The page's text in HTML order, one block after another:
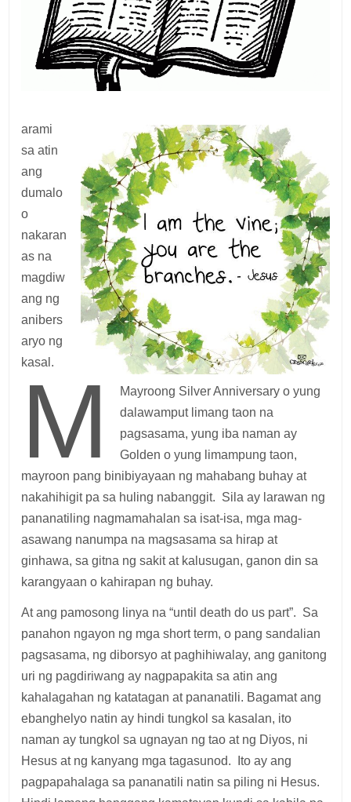
M
arami
sa atin
ang
dumalo
o
nakaran
as na
magdiw
ang ng
anibers
aryo ng
kasal.
Mayroong Silver Anniversary o yung
dalawamput limang taon na
pagsasama, yung iba naman ay
Golden o yung limampung taon,
mayroon pang binibiyayaan ng mahabang buhay at
nakahihigit pa sa huling nabanggit. Sila ay larawan ng
pananatiling nagmamahalan sa isat-isa, mga mag-
asawang nanumpa na magsasama sa hirap at
ginhawa, sa gitna ng sakit at kalusugan, ganon din sa
karangyaan o kahirapan ng buhay.
At ang pamosong linya na “until death do us part”. Sa
panahon ngayon ng mga short term, o pang sandalian
pagsasama, ng diborsyo at paghihiwalay, ang ganitong
uri ng pagdiriwang ay nagpapakita sa atin ang
kahalagahan ng katatagan at pananatili. Bagamat ang
ebanghelyo natin ay hindi tungkol sa kasalan, ito
naman ay tungkol sa ugnayan ng tao at ng Diyos, ni
Hesus at ng kanyang mga tagasunod. Ito ay ang
pagpapahalaga sa pananatili natin sa piling ni Hesus.